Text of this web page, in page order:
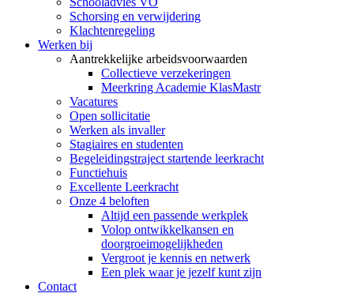
Schorsing en verwijdering
Klachtenregeling
Werken bij
Aantrekkelijke arbeidsvoorwaarden
Collectieve verzekeringen
Meerkring Academie KlasMastr
Vacatures
Open sollicitatie
Werken als invaller
Stagiaires en studenten
Begeleidingstraject startende leerkracht
Functiehuis
Excellente Leerkracht
Onze 4 beloften
Altijd een passende werkplek
Volop ontwikkelkansen en
doorgroeimogelijkheden
Vergroot je kennis en netwerk
Een plek waar je jezelf kunt zijn
Contact